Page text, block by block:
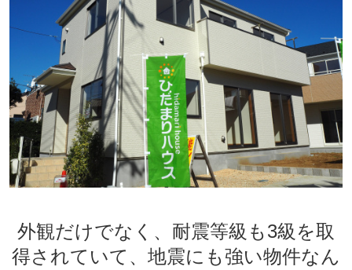
外観だけでなく、耐震等級も3級を取
得されていて、地震にも強い物件なん